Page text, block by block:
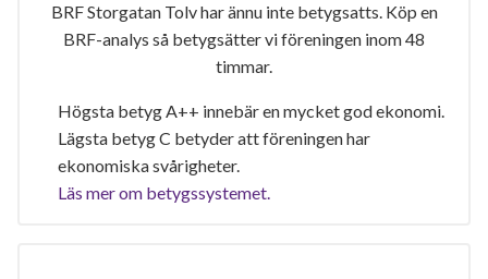
BRF Storgatan Tolv har ännu inte betygsatts. Köp en
BRF-analys så betygsätter vi föreningen inom 48
timmar.
Högsta betyg A++ innebär en mycket god ekonomi.
Lägsta betyg C betyder att föreningen har
ekonomiska svårigheter.
Läs mer om betygssystemet.